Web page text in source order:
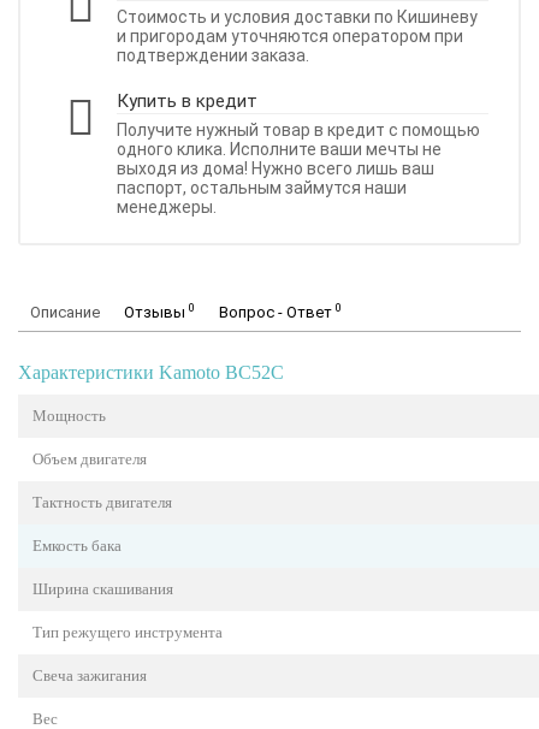
Стоимость и условия доставки по Кишиневу
и пригородам уточняются оператором при
подтверждении заказа.
Купить в кредит
Получите нужный товар в кредит с помощью
одного клика. Исполните ваши мечты не
выходя из дома! Нужно всего лишь ваш
паспорт, остальным займутся наши
менеджеры.
Описание Отзывы 0 Вопрос - Ответ 0
Характеристики Kamoto BC52С
Мощность
Объем двигателя
Тактность двигателя
Емкость бака
Ширина скашивания
Тип режущего инструмента
Свеча зажигания
Вес